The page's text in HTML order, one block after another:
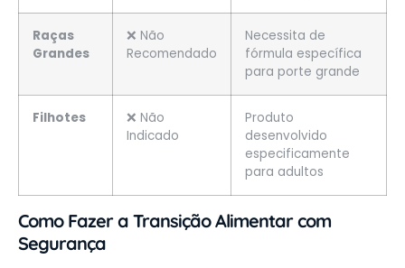
Raças
Grandes
❌ Não
Recomendado
Necessita de
fórmula específica
para porte grande
Filhotes
❌ Não
Indicado
Produto
desenvolvido
especificamente
para adultos
Como Fazer a Transição Alimentar com
Segurança